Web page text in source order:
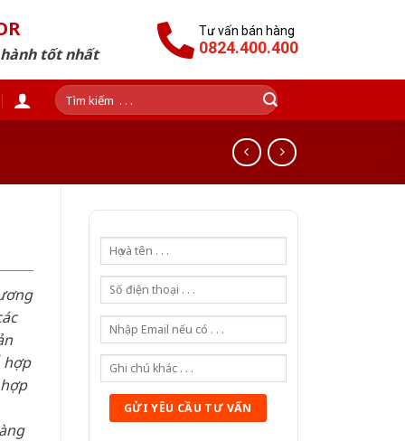
tốt nhất
Tư vấn bán hàng
0824.400.400
Tìm
kiếm:
hợp